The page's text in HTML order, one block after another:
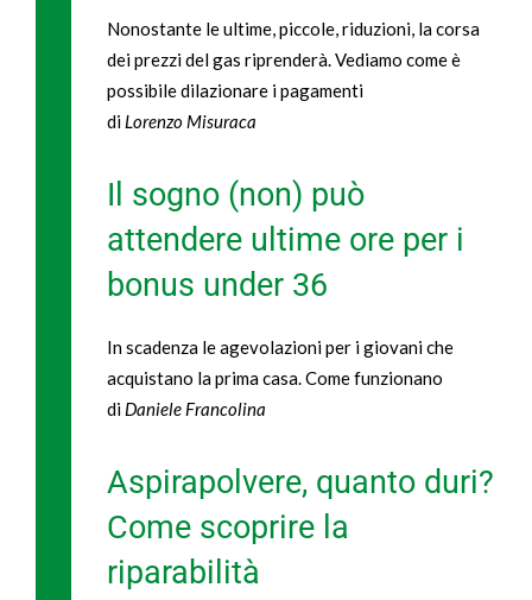
Nonostante le ultime, piccole, riduzioni, la corsa
dei prezzi del gas riprenderà. Vediamo come è
possibile dilazionare i pagamenti
di Lorenzo Misuraca
Il sogno (non) può
attendere ultime ore per i
bonus under 36
In scadenza le agevolazioni per i giovani che
acquistano la prima casa. Come funzionano
di Daniele Francolina
Aspirapolvere, quanto duri?
Come scoprire la
riparabilità